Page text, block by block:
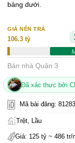
bảng dưới.
GIÁ NÊN TRẢ
106.3 tỷ
Bán nhà Quận 3
Đã xác thực bởi
Mã bài đăng: 81283
Trệt, Lầu
Giá: 125 tỷ ~ 486 tr/